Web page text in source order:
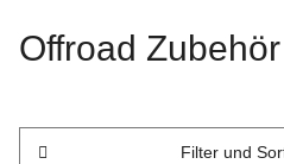
Offroad
Filter und